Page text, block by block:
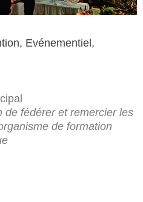
, Evénementiel ,
de fédérer et remercier les
de formation